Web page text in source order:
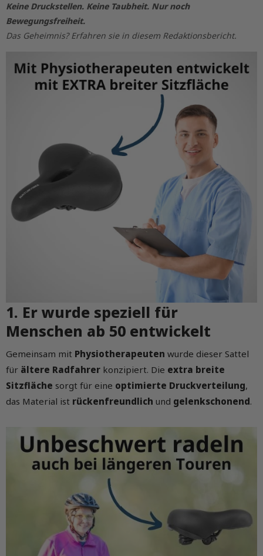
Keine Druckstellen. Keine Taubheit. Nur noch
Bewegungsfreiheit.
Das Geheimnis? Erfahren sie in diesem Redaktionsbericht.
1. Er wurde speziell für
Menschen ab 50 entwickelt
Gemeinsam mit Physiotherapeuten wurde dieser Sattel
für ältere Radfahrer konzipiert. Die extra breite
Sitzfläche sorgt für eine optimierte Druckverteilung,
das Material ist rückenfreundlich und gelenkschonend.